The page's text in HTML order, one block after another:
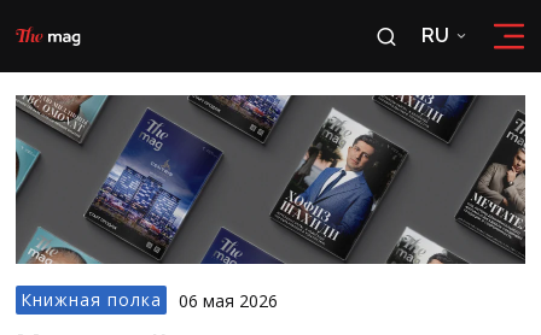
RU
RU
OʻZ
Книжная полка 06 мая 2026